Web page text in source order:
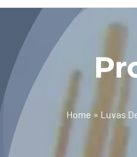
Home » Luvas